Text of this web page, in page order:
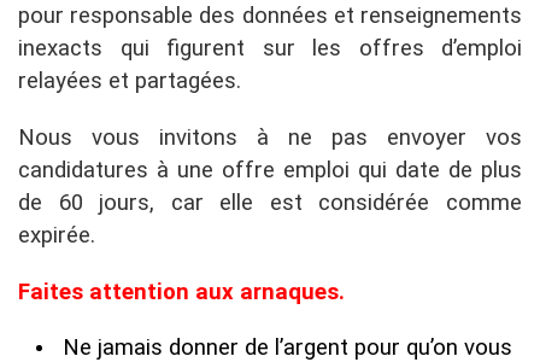
pour responsable des données et renseignements
inexacts qui figurent sur les offres d’emploi
relayées et partagées.
Nous vous invitons à ne pas envoyer vos
candidatures à une offre emploi qui date de plus
de 60 jours, car elle est considérée comme
expirée.
Faites attention aux arnaques.
Ne jamais donner de l’argent pour qu’on vous